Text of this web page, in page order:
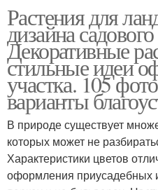
Растения для
дизайна
Декоративные
стильные идеи
участка. 105
варианты
В природе существует
которых может не
Характеристики цветов
оформления приусадебных